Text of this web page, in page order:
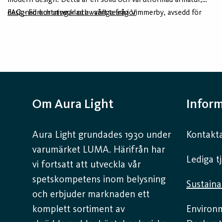
designad och utvecklad av vårt team i Vimmerby, avsedd för
FAQ - Förkortningar och vanliga frågor
Om Aura Light
Aura Light grundades 1930 under
varumärket LUMA. Härifrån har
vi fortsatt att utveckla vår
spetskompetens inom belysning
och erbjuder marknaden ett
komplett sortiment av
Lediga